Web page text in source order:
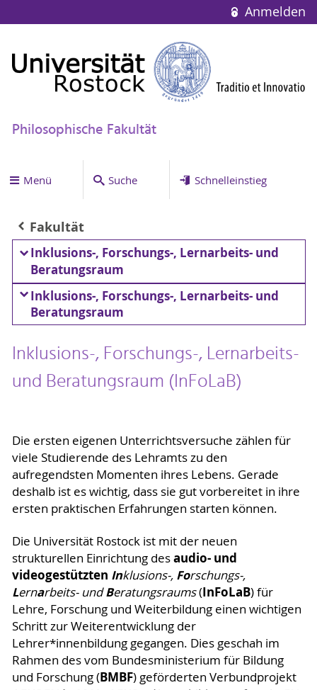
Anmelden
Philosophische Fakultät
Menü Suche Schnelleinstieg
Fakultät
Inklusions-, Forschungs-, Lernarbeits- und
Beratungsraum
Inklusions-, Forschungs-, Lernarbeits- und
Beratungsraum
Inklusions-, Forschungs-, Lernarbeits-
und Beratungsraum (InFoLaB)
Die ersten eigenen Unterrichtsversuche zählen für
viele Studierende des Lehramts zu den
aufregendsten Momenten ihres Lebens. Gerade
deshalb ist es wichtig, dass sie gut vorbereitet in ihre
ersten praktischen Erfahrungen starten können.
Die Universität Rostock ist mit der neuen
strukturellen Einrichtung desaudio- und
videogestützten Inklusions-, Forschungs-,
Lernarbeits- undBeratungsraums(InFoLaB) für
Lehre, Forschung und Weiterbildung einen wichtigen
Schritt zur Weiterentwicklung der
Lehrer*innenbildung gegangen. Dies geschah im
Rahmen des vom Bundesministerium für Bildung
und Forschung (BMBF) geförderten Verbundprojekt